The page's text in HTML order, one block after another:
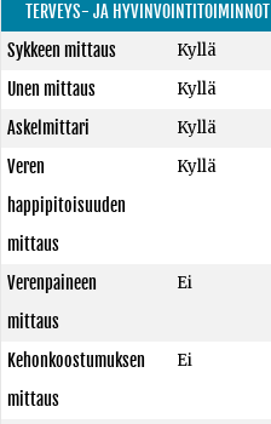
TERVEYS- JA HYVINVOINTITOIMINNOT
Sykkeen mittaus
Kyllä
Unen mittaus
Kyllä
Askelmittari
Kyllä
Veren
happipitoisuuden
mittaus
Kyllä
Verenpaineen
mittaus
Ei
Kehonkoostumuksen
mittaus
Ei